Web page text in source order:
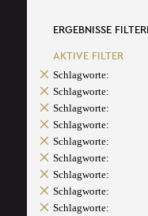
ERGEBNISSE
AKTIVE FILTER
Schlagworte:
Schlagworte:
Schlagworte:
Schlagworte:
Schlagworte:
Schlagworte:
Schlagworte:
Schlagworte:
Schlagworte: